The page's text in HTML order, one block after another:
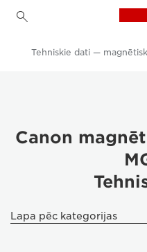
Canon
Lapa pēc kategorijas